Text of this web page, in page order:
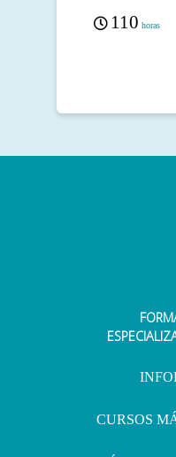
110 horas
CURSOS